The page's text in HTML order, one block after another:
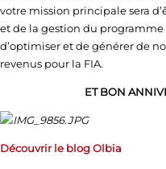
votre mission principale sera
et de la gestion du
d’optimiser et de générer de
revenus pour la FIA.
ET BON
Découvrir le blog Olbia